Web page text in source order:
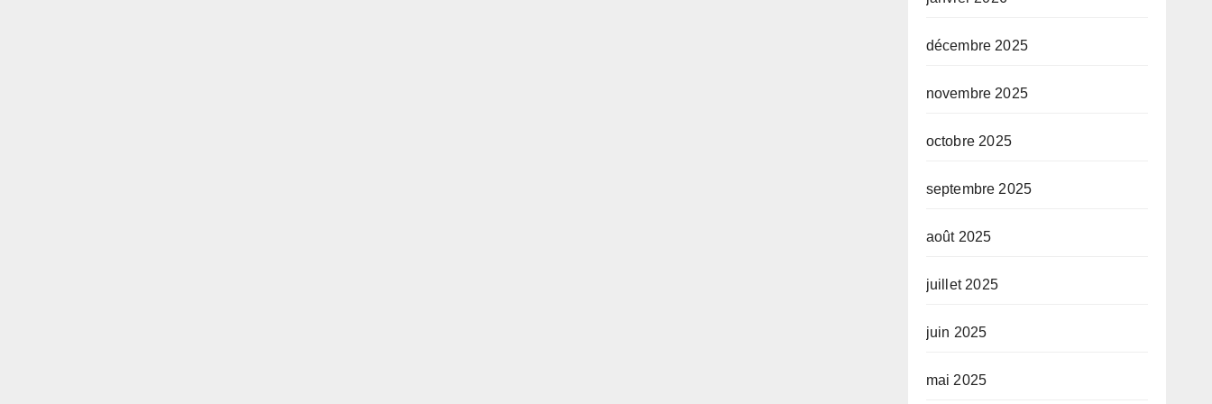
décembre 2025
novembre 2025
octobre 2025
septembre 2025
août 2025
juillet 2025
juin 2025
mai 2025